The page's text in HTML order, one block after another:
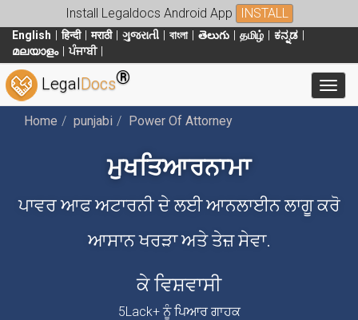
Install Legaldocs Android App INSTALL
English हिन्दी मराठी ગુજરાતી বাংলা తెలుగు தமிழ்
ಕನ್ನಡ
മലയാളം
ਪੰਜਾਬੀ
LegalDocs®
Home punjabi Power Of Attorney
ਮੁਖਤਿਆਰਨਾਮਾ
ਪਾਵਰ ਆਫ ਅਟਾਰਨੀ ਦੇ ਲਈ ਆਨਲਾਈਨ ਲਾਗੂ ਕਰੋ
ਆਸਾਨ ਖਰੜਾ ਅਤੇ ਤੇਜ਼ ਸੇਵਾ.
ਕੇ ਵਿਸ਼ਵਾਸੀ
5Lack+ ਨੂੰ ਪਿਆਰ ਗਾਹਕ